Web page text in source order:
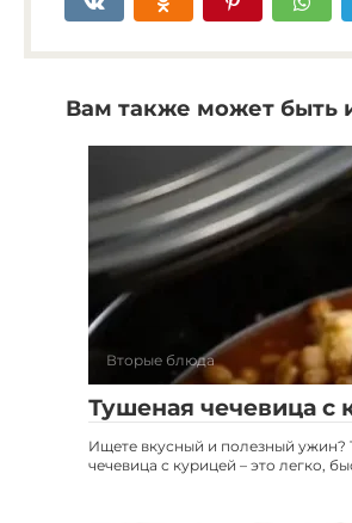
Вам также может быть
Вторые блюда
Тушеная чечевица с
Ищете вкусный и полезный ужин?
чечевица с курицей – это легко,